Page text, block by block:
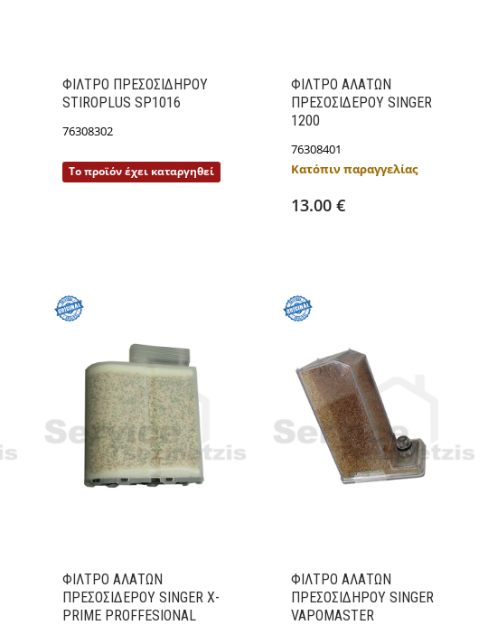
ΦΙΛΤΡΟ ΠΡΕΣOΣΙΔΗΡΟΥ
STIROPLUS SP1016
76308302
Το προϊόν έχει καταργηθεί
Λεπτομέρειες
ΦΙΛΤΡΟ ΑΛΑΤΩΝ
ΠΡΕΣΟΣΙΔΕΡΟΥ SINGER
1200
76308401
Κατόπιν παραγγελίας
13.00 €
Προσθήκη στο καλάθι
ΦΙΛΤΡΟ ΑΛΑΤΩΝ
ΠΡΕΣΟΣΙΔΕΡΟΥ SINGER X-
PRIME PROFFESIONAL
ΦΙΛΤΡΟ ΑΛΑΤΩΝ
ΠΡΕΣΟΣΙΔΗΡΟΥ SINGER
VAPOMASTER